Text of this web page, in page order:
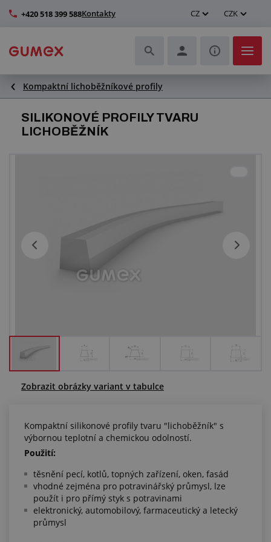
+420 518 399 588Kontakty CZ CZK
Hadice a jejich kompletace
Profily a výroba těsnění
Další pryžové a plastové výrobky
Centrum poptávek
Kompaktní lichoběžníkové profily
SILIKONOVÉ PROFILY TVARU
LICHOBĚŽNÍK
Zobrazit obrázky variant v tabulce
Kompaktní silikonové profily tvaru "lichoběžník" s
výbornou teplotní a chemickou odolností.
Použití:
těsnění pecí, kotlů, topných zařízení, oken, fasád
vhodné zejména pro potravinářský průmysl, lze
použít i pro přímý styk s potravinami
elektronický, automobilový, farmaceutický a letecký
průmysl